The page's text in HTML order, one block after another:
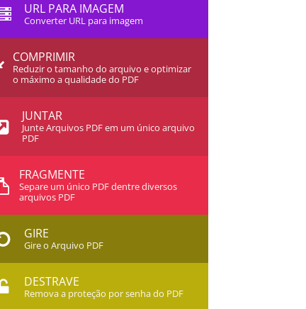
URL PARA IMAGEM
Converter URL para imagem
COMPRIMIR
Reduzir o tamanho do arquivo e optimizar
o máximo a qualidade do PDF
JUNTAR
Junte Arquivos PDF em um único arquivo
PDF
FRAGMENTE
Separe um único PDF dentre diversos
arquivos PDF
GIRE
Gire o Arquivo PDF
DESTRAVE
Remova a proteção por senha do PDF